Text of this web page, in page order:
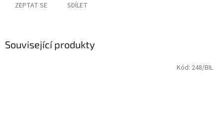
ZEPTAT SE SDÍLET
Související produkty
Kód: 248/BIL